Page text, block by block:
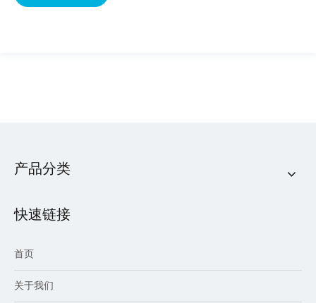
产品分类
快速链接
首页
关于我们